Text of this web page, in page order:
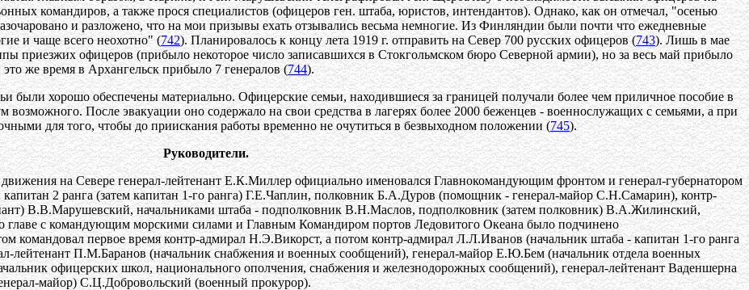
командиров, а также прося специалистов (офицеров ген. штаба, юристов, интендантов). Однако, как он отмечал, "осенью
и разложено, что на мои призывы ехать отзывались весьма немногие. Из Финляндии были почти что ежедневные
и чаще всего неохотно" (742). Планировалось к концу лета 1919 г. отправить на Север 700 русских офицеров (743). Лишь в мае
приезжих офицеров (прибыло некоторое число записавшихся в Стокгольмском бюро Северной армии), но за весь май прибыло
же время в Архангельск прибыло 7 генералов (744).
хорошо обеспечены материально. Офицерские семьи, находившиеся за границей получали более чем приличное пособие в
После эвакуации оно содержало на свои средства в лагерях более 2000 беженцев - военнослужащих с семьями, а при
для того, чтобы до приискания работы временно не очутиться в безвыходном положении (745).
Руководители.
на Севере генерал-лейтенант Е.К.Миллер официально именовался Главнокомандующим фронтом и генерал-губернатором
2 ранга (затем капитан 1-го ранга) Г.Е.Чаплин, полковник Б.А.Дуров (помощник - генерал-майор С.Н.Самарин), контр-
В.В.Марушевский, начальниками штаба - подполковник В.Н.Маслов, подполковник (затем полковник) В.А.Жилинский,
главе с командующим морскими силами и Главным Командиром портов Ледовитого Океана было подчинено
командовал первое время контр-адмирал Н.Э.Викорст, а потом контр-адмирал Л.Л.Иванов (начальник штаба - капитан 1-го ранга
лейтенант П.М.Баранов (начальник снабжения и военных сообщений), генерал-майор Е.Ю.Бем (начальник отдела военных
офицерских школ, национального ополчения, снабжения и железнодорожных сообщений), генерал-лейтенант Ваденшерна
майор) С.Ц.Добровольский (военный прокурор).